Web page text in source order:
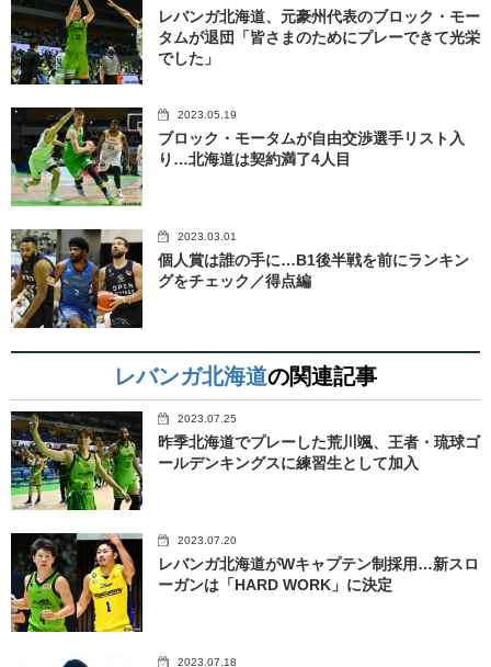
レバンガ北海道、元豪州代表のブロック・モー
タムが退団「皆さまのためにプレーできて光栄
でした」
2023.05.19
ブロック・モータムが自由交渉選手リスト入
り…北海道は契約満了4人目
2023.03.01
個人賞は誰の手に…B1後半戦を前にランキン
グをチェック／得点編
レバンガ北海道の関連記事
2023.07.25
昨季北海道でプレーした荒川颯、王者・琉球ゴ
ールデンキングスに練習生として加入
2023.07.20
レバンガ北海道がWキャプテン制採用…新スロ
ーガンは「HARD WORK」に決定
2023.07.18